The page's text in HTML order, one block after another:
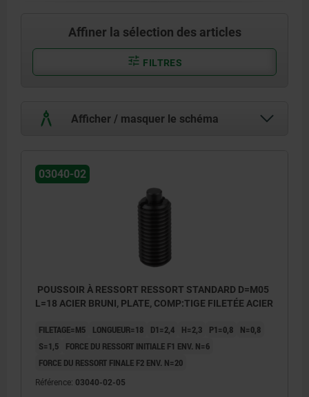
Affiner la sélection des articles
FILTRES
Afficher / masquer le schéma
03040-02
POUSSOIR À RESSORT RESSORT STANDARD D=M05
L=18 ACIER BRUNI, PLATE, COMP:TIGE FILETÉE ACIER
FILETAGE=M5 LONGUEUR=18 D1=2,4 H=2,3 P1=0,8
N=0,8
S=1,5
FORCE DU RESSORT INITIALE F1 ENV. N=6
FORCE DU RESSORT FINALE F2 ENV. N=20
Référence: 03040-02-05